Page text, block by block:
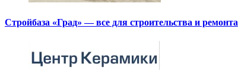
Стройбаза «Град» — все для строительства и ремонта